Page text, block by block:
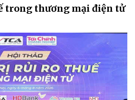
trong thương mại điện tử